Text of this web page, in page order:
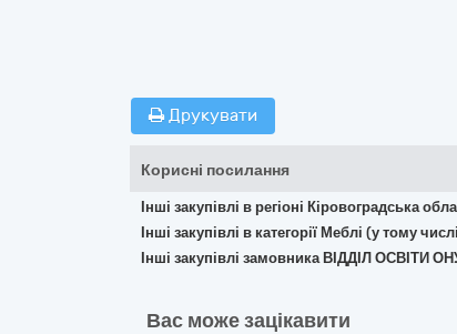
Друкувати
Корисні посилання
Інші закупівлі в регіоні Кіровоградська
Інші закупівлі в категорії Меблі (у тому
Інші закупівлі замовника ВІДДІЛ
Вас може зацікавити